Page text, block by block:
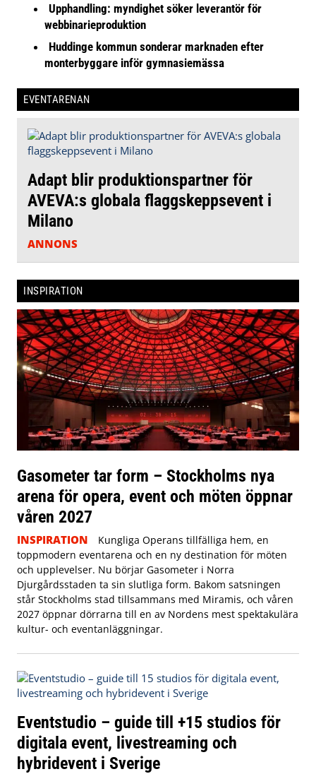
Upphandling: myndighet söker leverantör för
webbinarieproduktion
Huddinge kommun sonderar marknaden efter
monterbyggare inför gymnasiemässa
EVENTARENAN
Adapt blir produktionspartner för
AVEVA:s globala flaggskeppsevent i
Milano
ANNONS
INSPIRATION
Gasometer tar form – Stockholms nya
arena för opera, event och möten öppnar
våren 2027
INSPIRATION
Kungliga Operans tillfälliga hem, en
toppmodern eventarena och en ny destination för möten
och upplevelser. Nu börjar Gasometer i Norra
Djurgårdsstaden ta sin slutliga form. Bakom satsningen
står Stockholms stad tillsammans med Miramis, och våren
2027 öppnar dörrarna till en av Nordens mest spektakulära
kultur- och eventanläggningar.
Eventstudio – guide till +15 studios för
digitala event, livestreaming och
hybridevent i Sverige